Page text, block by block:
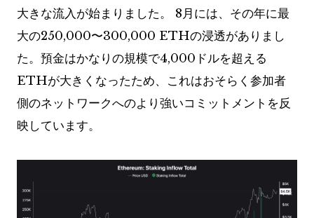
大きな流入が始まりました。 8月には、その年に最
大の250,000〜300,000 ETHの浸透がありまし
た。預金はかなりの規模で4,000ドルを超える
ETHが大きくなったため、これはおそらく参加者
側のネットワークへのより強いコミットメントを反
映しています。